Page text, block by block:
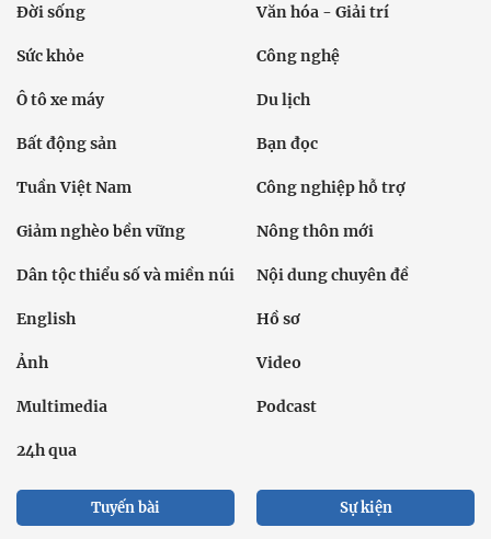
Đời sống Văn hóa - Giải trí
Sức khỏe Công nghệ
Ô tô xe máy Du lịch
Bất động sản Bạn đọc
Tuần Việt Nam Công nghiệp hỗ trợ
Giảm nghèo bền vững Nông thôn mới
Dân tộc thiểu số và miền núi Nội dung chuyên đề
English Hồ sơ
Ảnh Video
Multimedia Podcast
24h qua
Tuyến bài Sự kiện